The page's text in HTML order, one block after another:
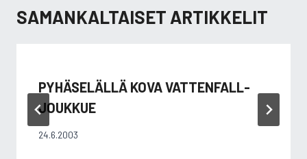
SAMANKALTAISET ARTIKKELIT
PYHÄSELÄLLÄ KOVA VATTENFALL-
JOUKKUE
24.6.2003